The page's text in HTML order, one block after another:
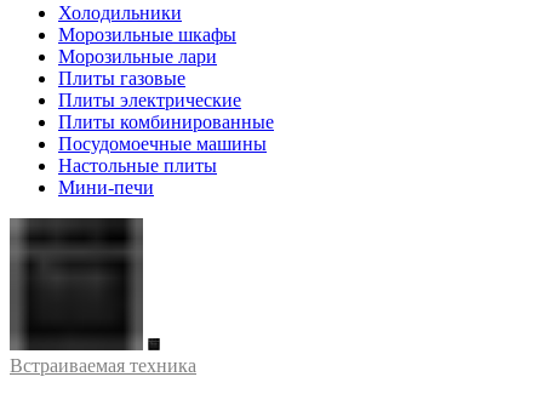
Холодильники
Морозильные шкафы
Морозильные лари
Плиты газовые
Плиты электрические
Плиты комбинированные
Посудомоечные машины
Настольные плиты
Мини-печи
Встраиваемая техника